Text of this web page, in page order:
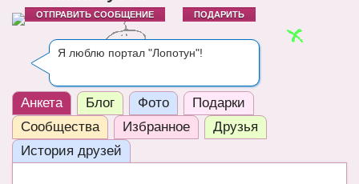
НОВОРОЖДЕННЫЙ
РАЗВИТИЕ
ВОПРОС-ОТВЕТ
ЧАТ
КНИГИ
ОТПРАВИТЬ СООБЩЕНИЕ ПОДАРИТЬ
Я люблю портал "Лопотун"!
Анкета Блог Фото
Подарки
Сообщества
Избранное
Друзья
История друзей